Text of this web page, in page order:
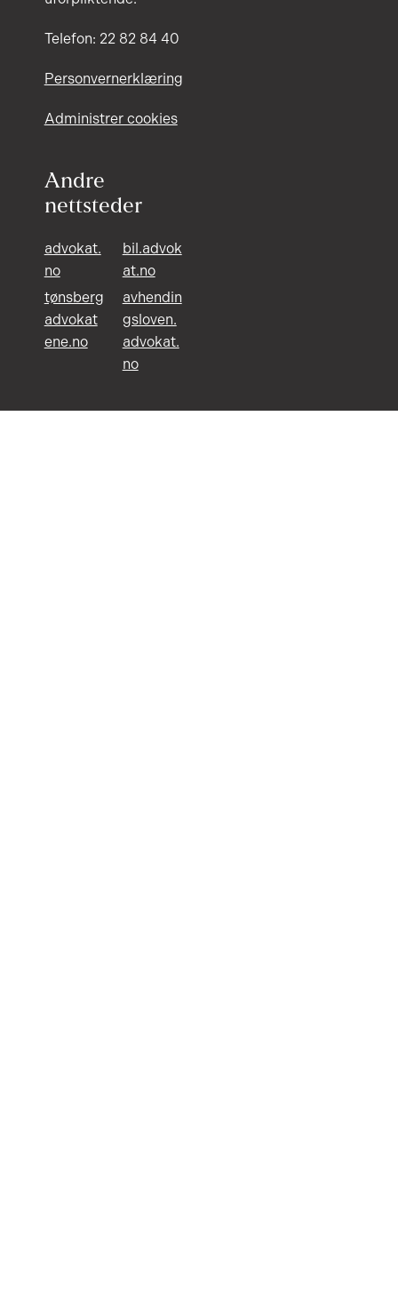
Telefon: 22 82 84 40
Personvernerklæring
Administrer cookies
Andre
nettsteder
advokat.
no
bil.advok
at.no
tønsberg
advokat
ene.no
avhendin
gsloven.
advokat.
no